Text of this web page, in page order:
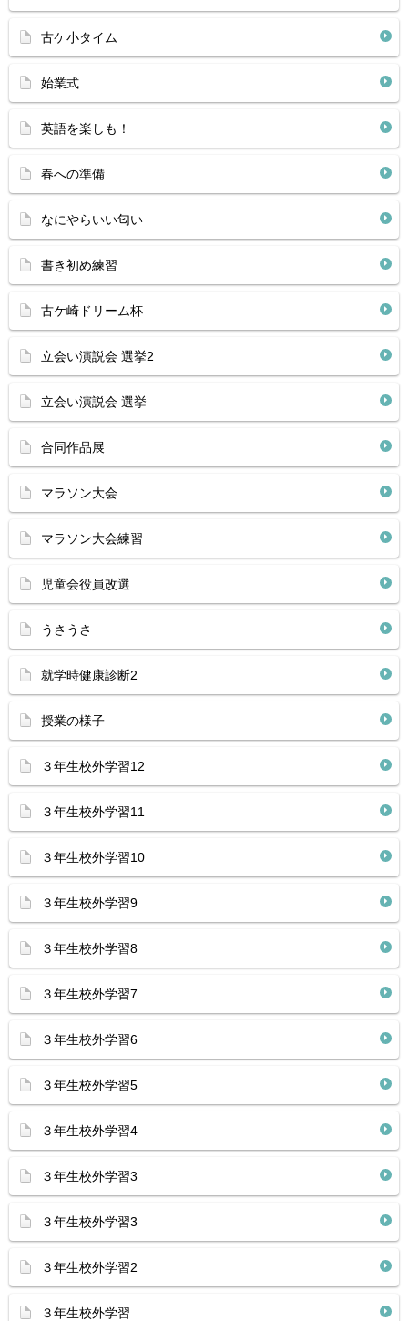
古ケ小タイム
始業式
英語を楽しも！
春への準備
なにやらいい匂い
書き初め練習
古ケ崎ドリーム杯
立会い演説会 選挙2
立会い演説会 選挙
合同作品展
マラソン大会
マラソン大会練習
児童会役員改選
うさうさ
就学時健康診断2
授業の様子
３年生校外学習12
３年生校外学習11
３年生校外学習10
３年生校外学習9
３年生校外学習8
３年生校外学習7
３年生校外学習6
３年生校外学習5
３年生校外学習4
３年生校外学習3
３年生校外学習3
３年生校外学習2
３年生校外学習